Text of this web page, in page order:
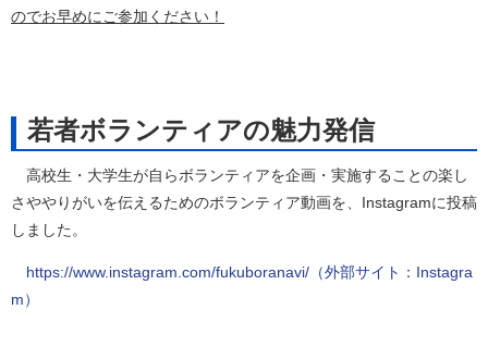
のでお早めにご参加ください！
若者ボランティアの魅力発信
高校生・大学生が自らボランティアを企画・実施することの楽し
さややりがいを伝えるためのボランティア動画を、Instagramに投稿
しました。
https://www.instagram.com/fukuboranavi/（外部サイト：Instagra
m）